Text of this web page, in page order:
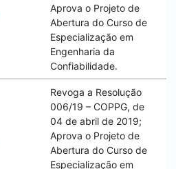
Aprova o Projeto de
Abertura do Curso de
Especialização em
Engenharia da
Confiabilidade.
Revoga a Resolução
006/19 – COPPG, de
04 de abril de 2019;
Aprova o Projeto de
Abertura do Curso de
Especialização em